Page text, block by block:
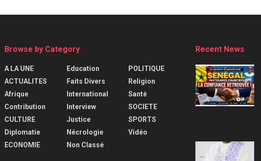
Browse by Category
A LA UNE
ACTUALITES
Afrique
Contribution
CULTURE
Diplomatie
ECONOMIE
Education
Faits Divers
International
Interview
Justice
Nécrologie
Non Classé
POLITIQUE
Religion
Santé
SOCIETE
SPORTS
Vidéo
Recent News